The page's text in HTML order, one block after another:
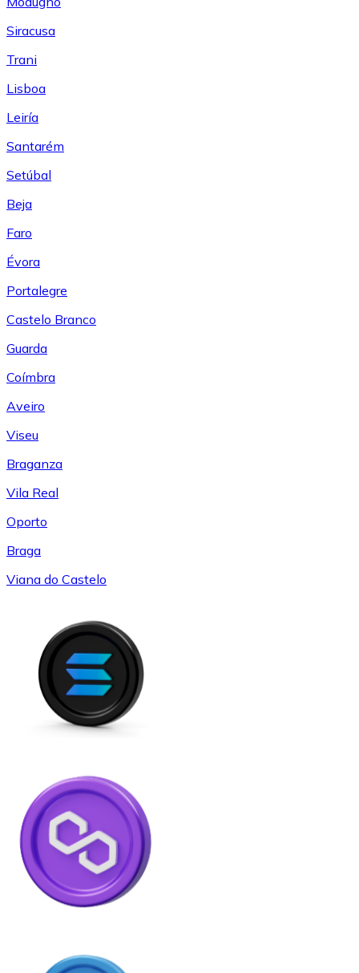
Siracusa
Trani
Lisboa
Leiría
Santarém
Setúbal
Beja
Faro
Évora
Portalegre
Castelo Branco
Guarda
Coímbra
Aveiro
Viseu
Braganza
Vila Real
Oporto
Braga
Viana do Castelo